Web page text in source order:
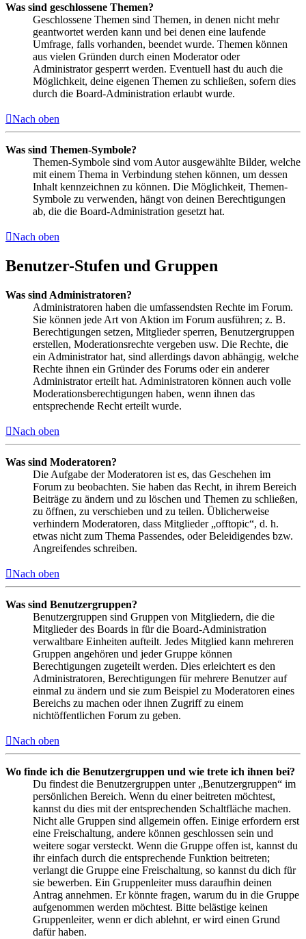
Was sind geschlossene Themen?
Geschlossene Themen sind Themen, in denen nicht mehr
geantwortet werden kann und bei denen eine laufende
Umfrage, falls vorhanden, beendet wurde. Themen können
aus vielen Gründen durch einen Moderator oder
Administrator gesperrt werden. Eventuell hast du auch die
Möglichkeit, deine eigenen Themen zu schließen, sofern dies
durch die Board-Administration erlaubt wurde.
Nach oben
Was sind Themen-Symbole?
Themen-Symbole sind vom Autor ausgewählte Bilder, welche
mit einem Thema in Verbindung stehen können, um dessen
Inhalt kennzeichnen zu können. Die Möglichkeit, Themen-
Symbole zu verwenden, hängt von deinen Berechtigungen
ab, die die Board-Administration gesetzt hat.
Nach oben
Benutzer-Stufen und Gruppen
Was sind Administratoren?
Administratoren haben die umfassendsten Rechte im Forum.
Sie können jede Art von Aktion im Forum ausführen; z. B.
Berechtigungen setzen, Mitglieder sperren, Benutzergruppen
erstellen, Moderationsrechte vergeben usw. Die Rechte, die
ein Administrator hat, sind allerdings davon abhängig, welche
Rechte ihnen ein Gründer des Forums oder ein anderer
Administrator erteilt hat. Administratoren können auch volle
Moderationsberechtigungen haben, wenn ihnen das
entsprechende Recht erteilt wurde.
Nach oben
Was sind Moderatoren?
Die Aufgabe der Moderatoren ist es, das Geschehen im
Forum zu beobachten. Sie haben das Recht, in ihrem Bereich
Beiträge zu ändern und zu löschen und Themen zu schließen,
zu öffnen, zu verschieben und zu teilen. Üblicherweise
verhindern Moderatoren, dass Mitglieder „offtopic“, d. h.
etwas nicht zum Thema Passendes, oder Beleidigendes bzw.
Angreifendes schreiben.
Nach oben
Was sind Benutzergruppen?
Benutzergruppen sind Gruppen von Mitgliedern, die die
Mitglieder des Boards in für die Board-Administration
verwaltbare Einheiten aufteilt. Jedes Mitglied kann mehreren
Gruppen angehören und jeder Gruppe können
Berechtigungen zugeteilt werden. Dies erleichtert es den
Administratoren, Berechtigungen für mehrere Benutzer auf
einmal zu ändern und sie zum Beispiel zu Moderatoren eines
Bereichs zu machen oder ihnen Zugriff zu einem
nichtöffentlichen Forum zu geben.
Nach oben
Wo finde ich die Benutzergruppen und wie trete ich ihnen bei?
Du findest die Benutzergruppen unter „Benutzergruppen“ im
persönlichen Bereich. Wenn du einer beitreten möchtest,
kannst du dies mit der entsprechenden Schaltfläche machen.
Nicht alle Gruppen sind allgemein offen. Einige erfordern erst
eine Freischaltung, andere können geschlossen sein und
weitere sogar versteckt. Wenn die Gruppe offen ist, kannst du
ihr einfach durch die entsprechende Funktion beitreten;
verlangt die Gruppe eine Freischaltung, so kannst du dich für
sie bewerben. Ein Gruppenleiter muss daraufhin deinen
Antrag annehmen. Er könnte fragen, warum du in die Gruppe
aufgenommen werden möchtest. Bitte belästige keinen
Gruppenleiter, wenn er dich ablehnt, er wird einen Grund
dafür haben.